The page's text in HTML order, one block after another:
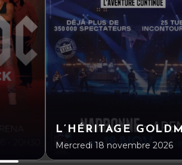
L’HÉRITAGE
Mercredi 18 novembre 2026